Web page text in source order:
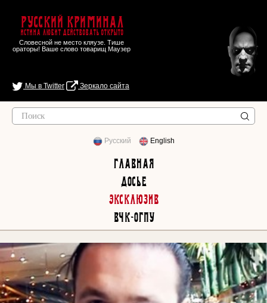
Русский Криминал
Истина любит действовать открыто
Словесной не место кляузе. Тише
ораторы! Ваше слово товарищ Маузер
Мы в Twitter Зеркало сайта
Русский English
Главная
Досье
Эксклюзив
ВЧК-ОГПУ